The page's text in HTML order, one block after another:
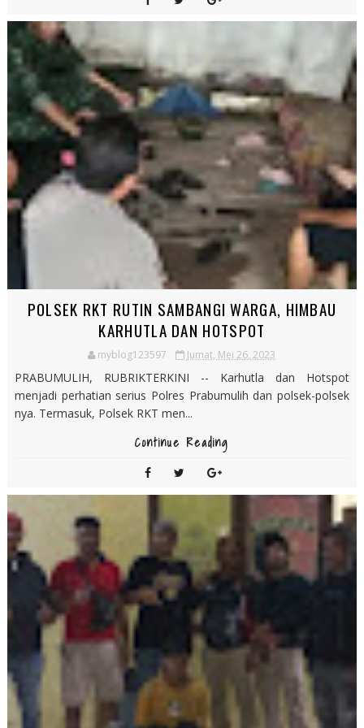
POLSEK RKT RUTIN SAMBANGI WARGA, HIMBAU
KARHUTLA DAN HOTSPOT
myblog123597 Jumat, Mei 26, 2023
PRABUMULIH, RUBRIKTERKINI -- Karhutla dan Hotspot
menjadi perhatian serius Polres Prabumulih dan polsek-polsek
nya. Termasuk, Polsek RKT men...
Continue Reading